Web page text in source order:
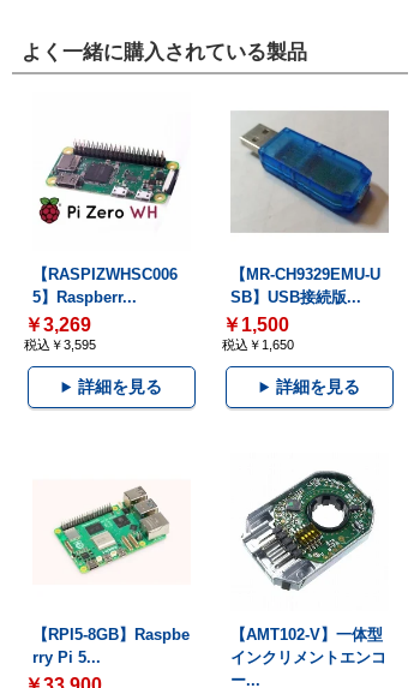
よく一緒に購入されている製品
【RASPIZWHSC006
5】Raspberr...
￥3,269
税込￥3,595
詳細を見る
【MR-CH9329EMU-U
SB】USB接続版...
￥1,500
税込￥1,650
詳細を見る
【RPI5-8GB】Raspbe
rry Pi 5...
【AMT102-V】一体型
インクリメントエンコ
ー...